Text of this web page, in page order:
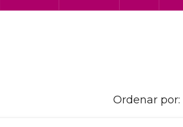
Ordenar por: